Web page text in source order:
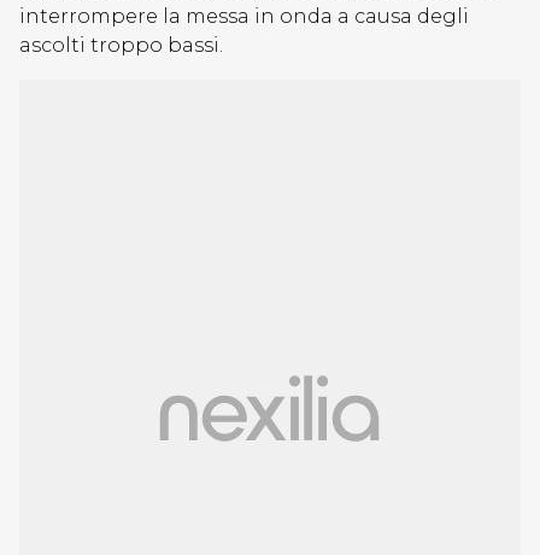
interrompere la messa in onda a causa degli
ascolti troppo bassi.